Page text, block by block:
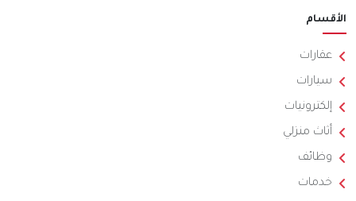
الأقسام
عقارات
سيارات
إلكترونيات
أثاث منزلي
وظائف
خدمات